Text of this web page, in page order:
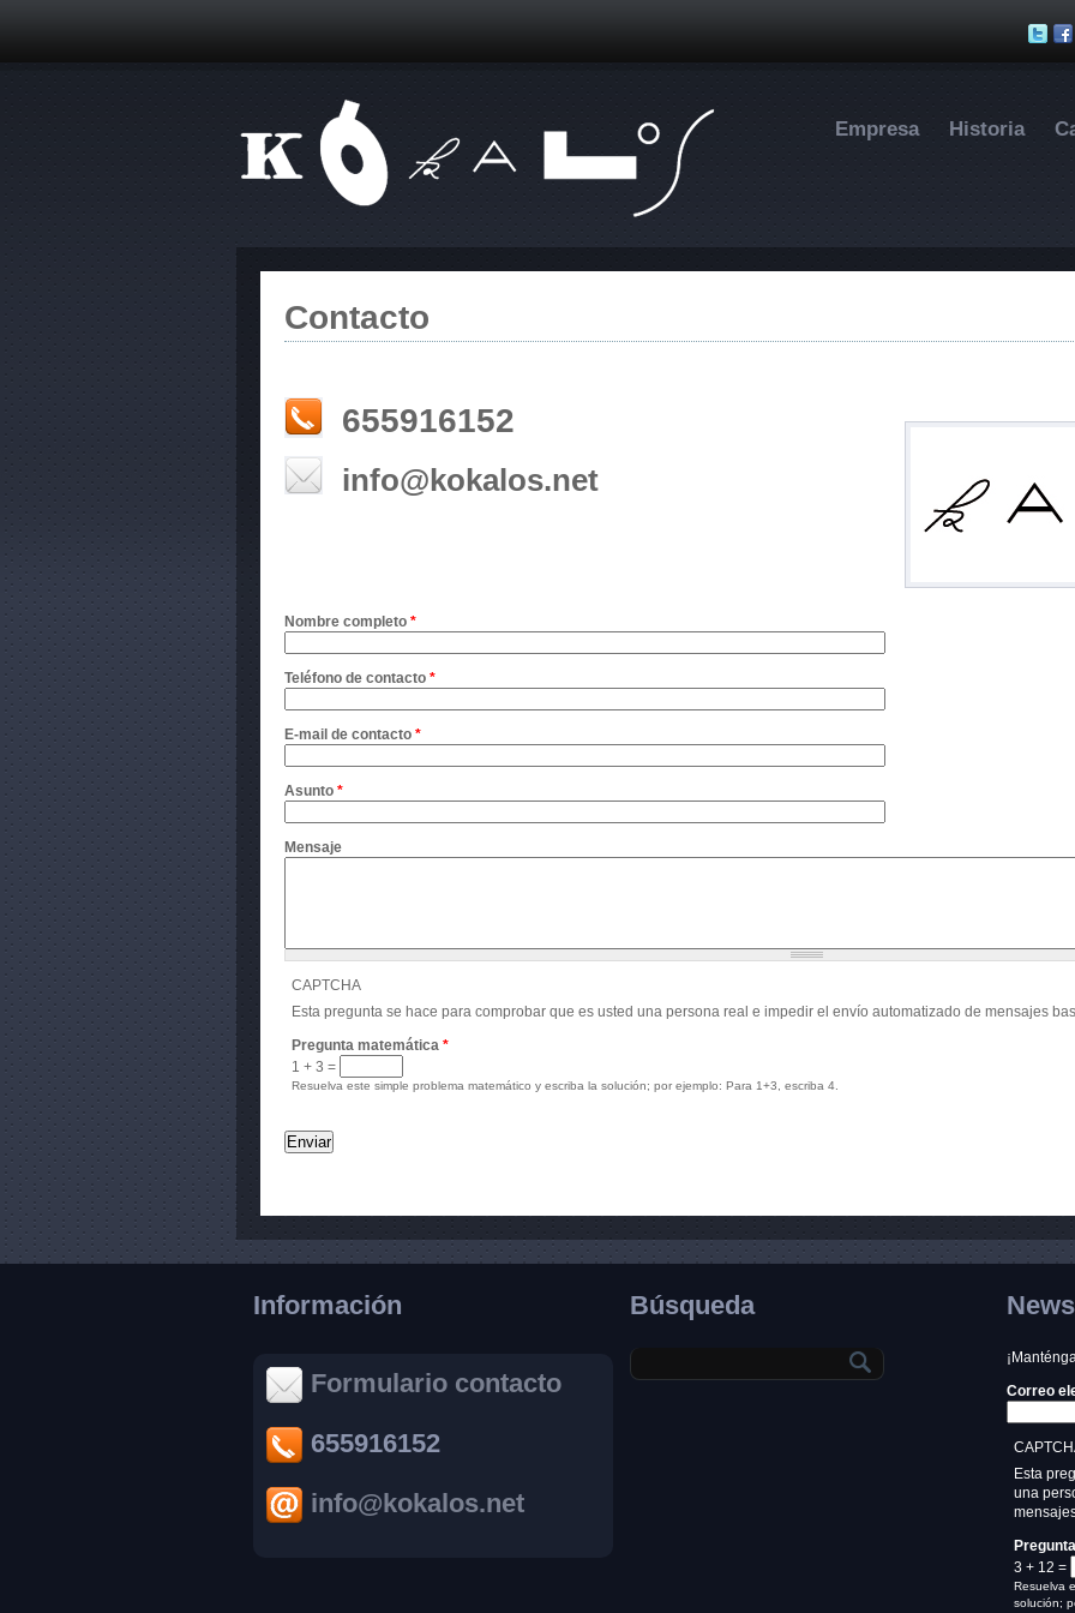
Empresa Historia
Contacto
655916152
info@kokalos.net
Nombre completo *
Teléfono de contacto *
E-mail de contacto *
Asunto *
Mensaje
CAPTCHA
Esta pregunta se hace para comprobar que es usted una persona real e impedir el envío automatizado de mensajes
Pregunta matemática *
1 + 3 =
Resuelva este simple problema matemático y escriba la solución; por ejemplo: Para 1+3, escriba 4.
Información
Formulario contacto
655916152
info@kokalos.net
Búsqueda
Correo
Esta
una
3 + 12 =
Resuelva
solución;